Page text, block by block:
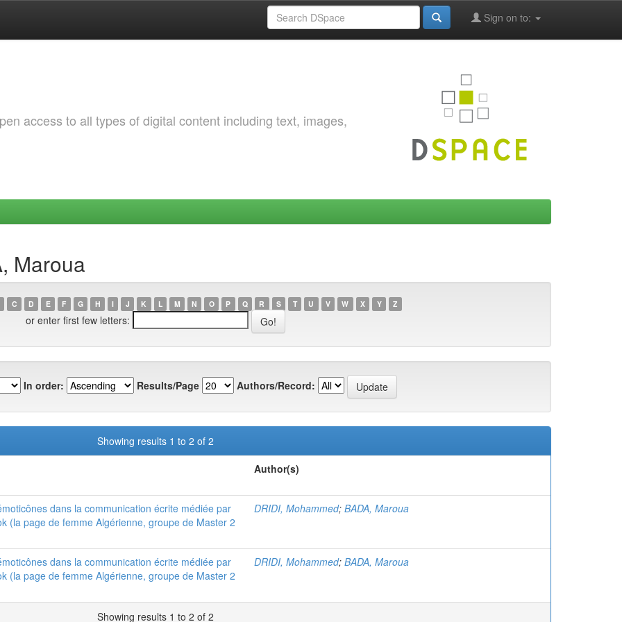
Sign on to:
access to all types of digital content including text, images,
Maroua
C D E F G H I J K L M N O P Q R S T U V W X Y Z
or enter first few letters:
In order: Results/Page Authors/Record:
Showing results 1 to 2 of 2
Author(s)
dans la communication écrite médiée par
(la page de femme Algérienne, groupe de Master 2
DRIDI, Mohammed; BADA, Maroua
dans la communication écrite médiée par
(la page de femme Algérienne, groupe de Master 2
DRIDI, Mohammed; BADA, Maroua
Showing results 1 to 2 of 2